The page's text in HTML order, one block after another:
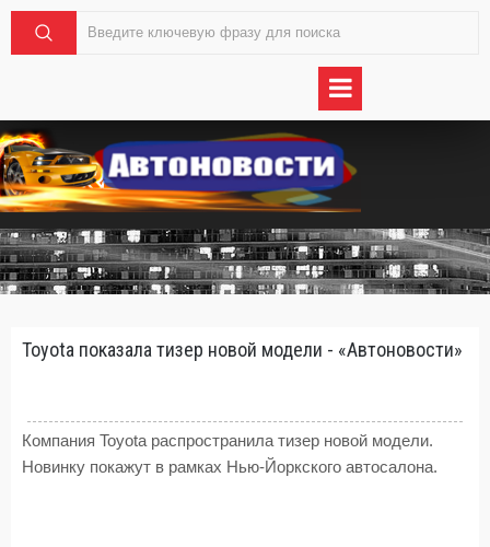
Toyota показала тизер новой модели - «Автоновости»
Компания Toyota распространила тизер новой модели.
Новинку покажут в рамках Нью-Йоркского автосалона.